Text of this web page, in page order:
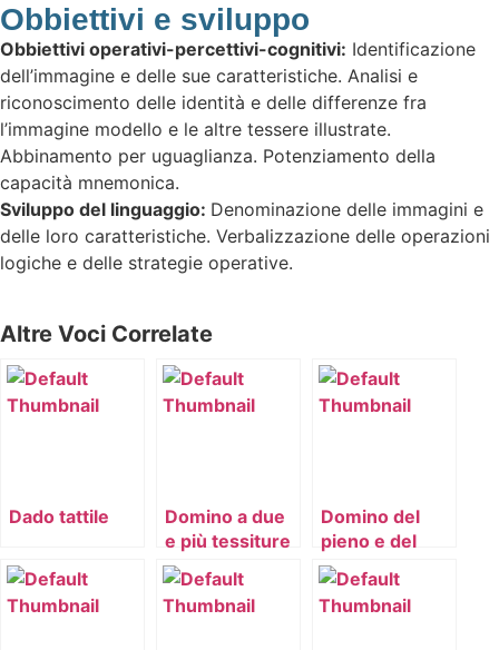
Obbiettivi e sviluppo
Obbiettivi operativi-percettivi-cognitivi: Identificazione
dell’immagine e delle sue caratteristiche. Analisi e
riconoscimento delle identità e delle differenze fra
l’immagine modello e le altre tessere illustrate.
Abbinamento per uguaglianza. Potenziamento della
capacità mnemonica.
Sviluppo del linguaggio: Denominazione delle immagini e
delle loro caratteristiche. Verbalizzazione delle operazioni
logiche e delle strategie operative.
Altre Voci Correlate
Dado tattile
Domino a due
e più tessiture
Domino del
pieno e del
vuoto